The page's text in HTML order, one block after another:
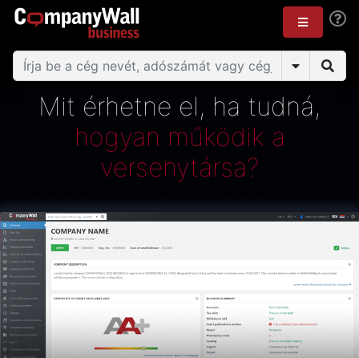
Mit érhetne el, ha tudná,
hogyan működik a
versenytársa?